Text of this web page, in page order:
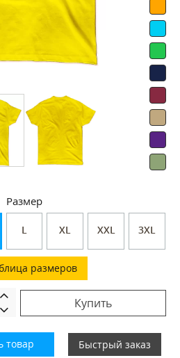
Размер
L XL XXL 3XL
размеров
Купить
товар Быстрый заказ